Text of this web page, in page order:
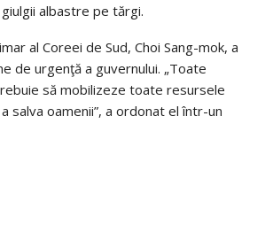
albastre pe tărgi.
al Coreei de Sud, Choi Sang-mok, a
de urgenţă a guvernului. „Toate
să mobilizeze toate resursele
salva oamenii”, a ordonat el într-un